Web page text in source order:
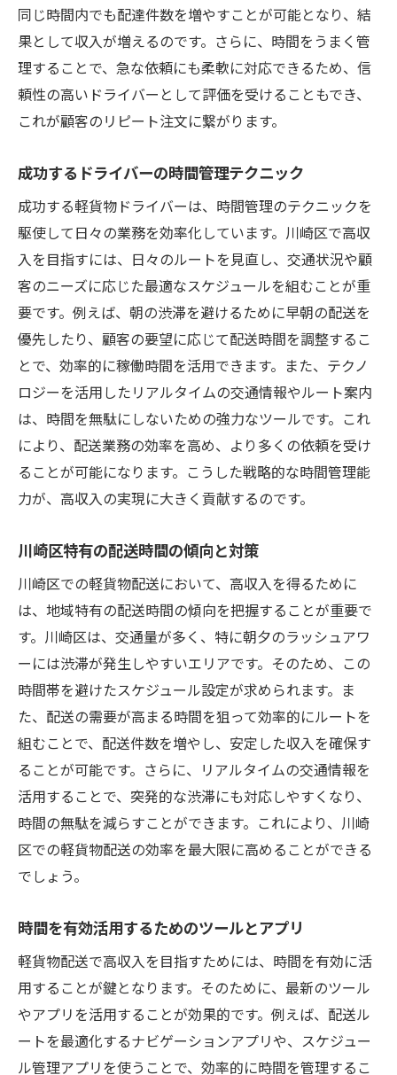
同じ時間内でも配達件数を増やすことが可能となり、結
果として収入が増えるのです。さらに、時間をうまく管
理することで、急な依頼にも柔軟に対応できるため、信
頼性の高いドライバーとして評価を受けることもでき、
これが顧客のリピート注文に繋がります。
成功するドライバーの時間管理テクニック
成功する軽貨物ドライバーは、時間管理のテクニックを
駆使して日々の業務を効率化しています。川崎区で高収
入を目指すには、日々のルートを見直し、交通状況や顧
客のニーズに応じた最適なスケジュールを組むことが重
要です。例えば、朝の渋滞を避けるために早朝の配送を
優先したり、顧客の要望に応じて配送時間を調整するこ
とで、効率的に稼働時間を活用できます。また、テクノ
ロジーを活用したリアルタイムの交通情報やルート案内
は、時間を無駄にしないための強力なツールです。これ
により、配送業務の効率を高め、より多くの依頼を受け
ることが可能になります。こうした戦略的な時間管理能
力が、高収入の実現に大きく貢献するのです。
川崎区特有の配送時間の傾向と対策
川崎区での軽貨物配送において、高収入を得るために
は、地域特有の配送時間の傾向を把握することが重要で
す。川崎区は、交通量が多く、特に朝夕のラッシュアワ
ーには渋滞が発生しやすいエリアです。そのため、この
時間帯を避けたスケジュール設定が求められます。ま
た、配送の需要が高まる時間を狙って効率的にルートを
組むことで、配送件数を増やし、安定した収入を確保す
ることが可能です。さらに、リアルタイムの交通情報を
活用することで、突発的な渋滞にも対応しやすくなり、
時間の無駄を減らすことができます。これにより、川崎
区での軽貨物配送の効率を最大限に高めることができる
でしょう。
時間を有効活用するためのツールとアプリ
軽貨物配送で高収入を目指すためには、時間を有効に活
用することが鍵となります。そのために、最新のツール
やアプリを活用することが効果的です。例えば、配送ル
ートを最適化するナビゲーションアプリや、スケジュー
ル管理アプリを使うことで、効率的に時間を管理するこ